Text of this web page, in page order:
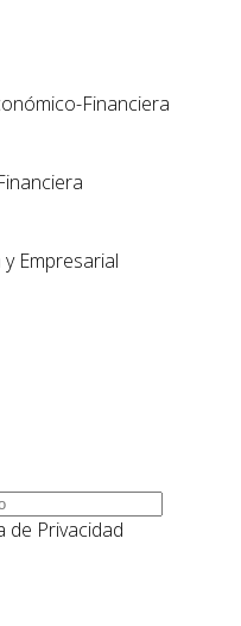
Financiera
Empresarial
de Privacidad